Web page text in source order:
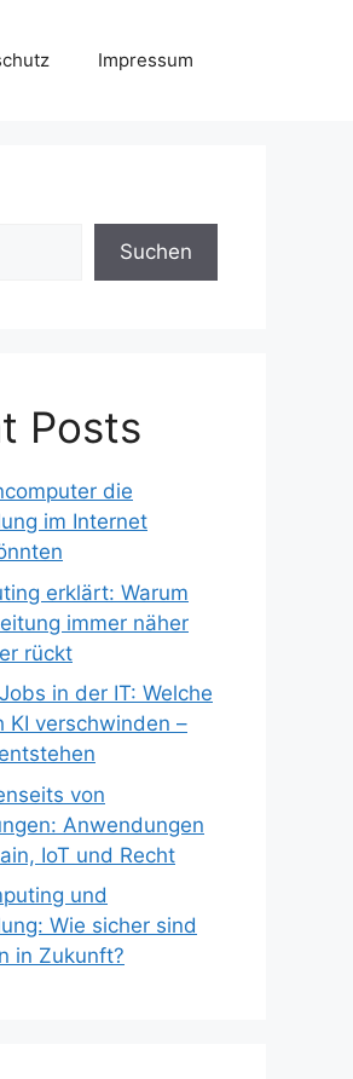
Impressum
Suchen
Posts
die
im Internet
erklärt: Warum
immer näher
rückt
in der IT: Welche
KI verschwinden –
von
Anwendungen
IoT und Recht
und
Wie sicher sind
in Zukunft?